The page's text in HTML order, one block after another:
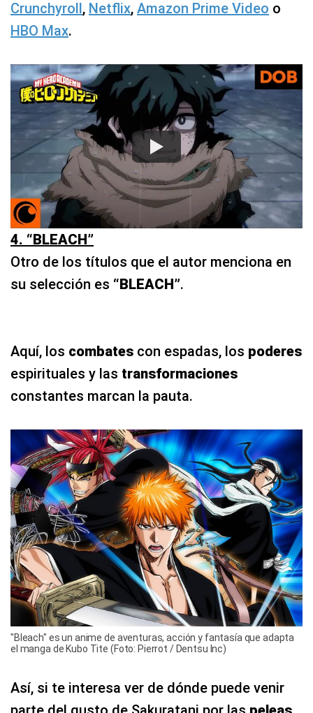
Crunchyroll, Netflix, Amazon Prime Video o
HBO Max.
4. “BLEACH”
Otro de los títulos que el autor menciona en
su selección es “BLEACH”.
Aquí, los combates con espadas, los poderes
espirituales y las transformaciones
constantes marcan la pauta.
"Bleach" es un anime de aventuras, acción y fantasía que adapta
el manga de Kubo Tite (Foto: Pierrot / Dentsu Inc)
Así, si te interesa ver de dónde puede venir